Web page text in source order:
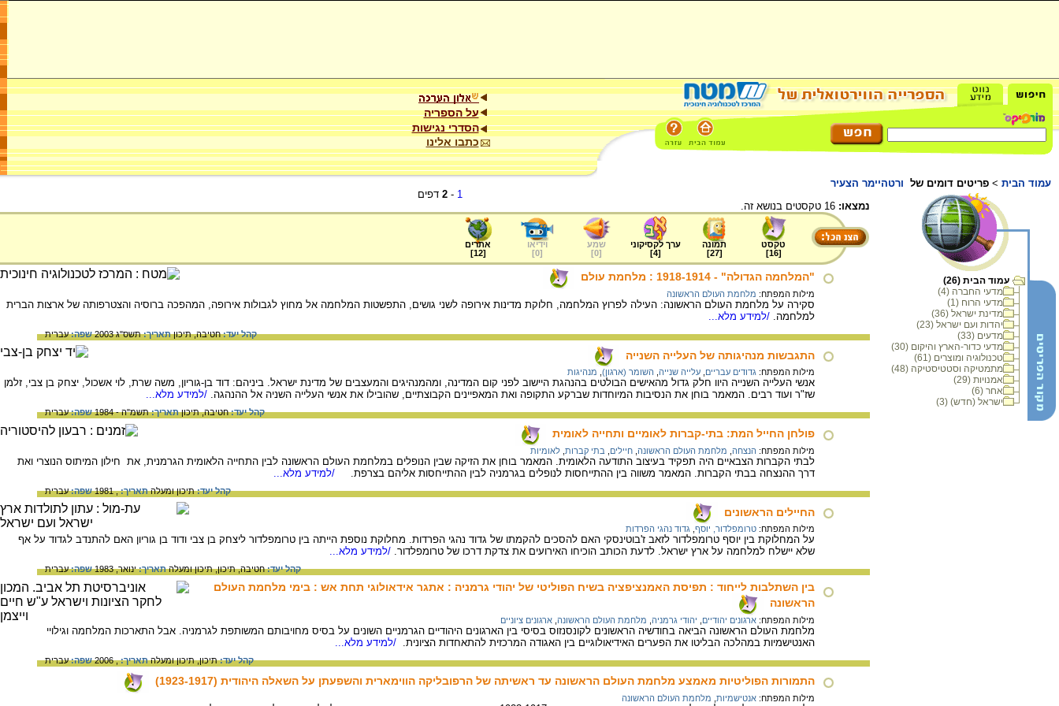
על הספריה
הסדרי נגישות
כתבו אלינו
עמוד הבית > פריטים דומים של ורטהיימר הצעיר
עמוד הבית (26)
מדעי החברה (4)
מדעי הרוח (1)
מדינת ישראל (36)
יהדות ועם ישראל (23)
מדעים (33)
מדעי כדור-הארץ והיקום (30)
טכנולוגיה ומוצרים (61)
מתמטיקה וסטטיסטיקה (48)
אמנויות (29)
אחר (6)
ישראל (חדש) (3)
1
-
2 דפים
נמצאו:
טקסט
[
16
]
תמונה
[
27
]
ערך לקסיקוני
[
4
]
שמע
[
0
]
וידיאו
[
0
]
אתרים
[
12
]
"המלחמה הגדולה" - 1918-1914 : מלחמת עולם
מילות המפתח: מלחמת העולם הראשונה
סקירה על מלחמת העולם הראשונה: העילה לפרוץ המלחמה, חלוקת מדינות אירופה לשני גושים, התפשטות המלחמה אל מחוץ לגבולות אירופה, המהפכה ברוסיה והצטרפותה של ארצות הברית
למלחמה. /למידע מלא...
קהל יעד:חטיבה,תיכוןתאריך:תשס"ג 2003 שפה:עברית
התגבשות מנהיגותה של העלייה השנייה
מילות המפתח: גדודים עבריים עלייה שנייה השומר (ארגון) מנהיגות
אנשי העלייה השנייה היוו חלק גדול מהאישים הבולטים בהנהגת היישוב לפני קום המדינה, ומהמנהיגים והמעצבים של מדינת ישראל. ביניהם: דוד בן-גוריון, משה שרת, לוי אשכול, יצחק בן צבי, זלמן
שז"ר ועוד רבים. המאמר בוחן את הנסיבות המיוחדות שברקע התקופה ואת המאפיינים הקבוצתיים, שהובילו את אנשי העלייה השניה אל ההנהגה. /למידע מלא...
קהל יעד:חטיבה,תיכוןתאריך:תשמ"ה - 1984 שפה:עברית
פולחן החייל המת: בתי-קברות לאומיים ותחייה לאומית
מילות המפתח: הנצחה מלחמת העולם הראשונה חיילים בתי קברות לאומיות
לבתי הקברות הצבאיים היה תפקיד בעיצוב התודעה הלאומית. המאמר בוחן את הזיקה שבין הנופלים במלחמת העולם הראשונה לבין התחייה הלאומית הגרמנית, את חילון המיתוס הנוצרי ואת
דרך ההנצחה בבתי הקברות. המאמר משווה בין ההתייחסות לנופלים בגרמניה לבין ההתייחסות אליהם בצרפת.
/למידע מלא...
קהל יעד:תיכון ומעלהתאריך:, 1981 שפה:עברית
החיילים הראשונים
מילות המפתח: טרומפלדור, יוסף גדוד נהגי הפרדות
על המחלוקת בין יוסף טרומפלדור לזאב ז'בוטינסקי האם להסכים להקמתו של גדוד נהגי הפרדות. מחלוקת נוספת הייתה בין טרומפלדור ליצחק בן צבי ודוד בן גוריון האם להתנדב לגדוד על אף
שלא יישלח למלחמה על ארץ ישראל. לדעת הכותב הוכיחו האירועים את צדקת דרכו של טרומפלדור. /למידע מלא...
קהל יעד:חטיבה,תיכון,תיכון ומעלהתאריך:ינואר, 1983 שפה:עברית
בין השתלבות לייחוד : תפיסת האמנציפציה בשיח הפוליטי של יהודי גרמניה : אתגר אידאולוגי תחת אש : בימי מלחמת העולם
הראשונה
מילות המפתח: ארגונים יהודיים יהודי גרמניה מלחמת העולם הראשונה ארגונים ציוניים
מלחמת העולם הראשונה הביאה בחודשיה הראשונים לקונסנזוס בסיסי בין הארגונים היהודיים הגרמניים השונים על בסיס מחויבותם המשותפת לגרמניה. אבל התארכות המלחמה וגילויי
האנטישמיות במהלכה הבליטו את הפערים האידיאולוגיים בין האגודה המרכזית להתאחדות הציונית.
/למידע מלא...
קהל יעד:תיכון,תיכון ומעלהתאריך:, 2006 שפה:עברית
התמורות הפוליטיות מאמצע מלחמת העולם הראשונה עד ראשיתה של הרפובליקה הווימארית והשפעתן על השאלה היהודית (1923-1917)
מילות המפתח: אנטישמיות מלחמת העולם הראשונה